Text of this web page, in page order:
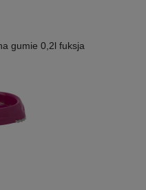
gumie 0,2l fuksja